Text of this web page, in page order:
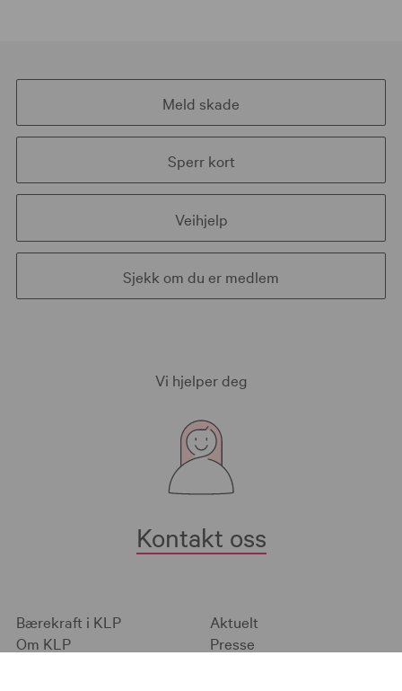
Meld skade
Sperr kort
Veihjelp
Sjekk om du er medlem
Vi hjelper deg
Kontakt oss
Bærekraft i KLP
Om KLP
Aktuelt
Presse